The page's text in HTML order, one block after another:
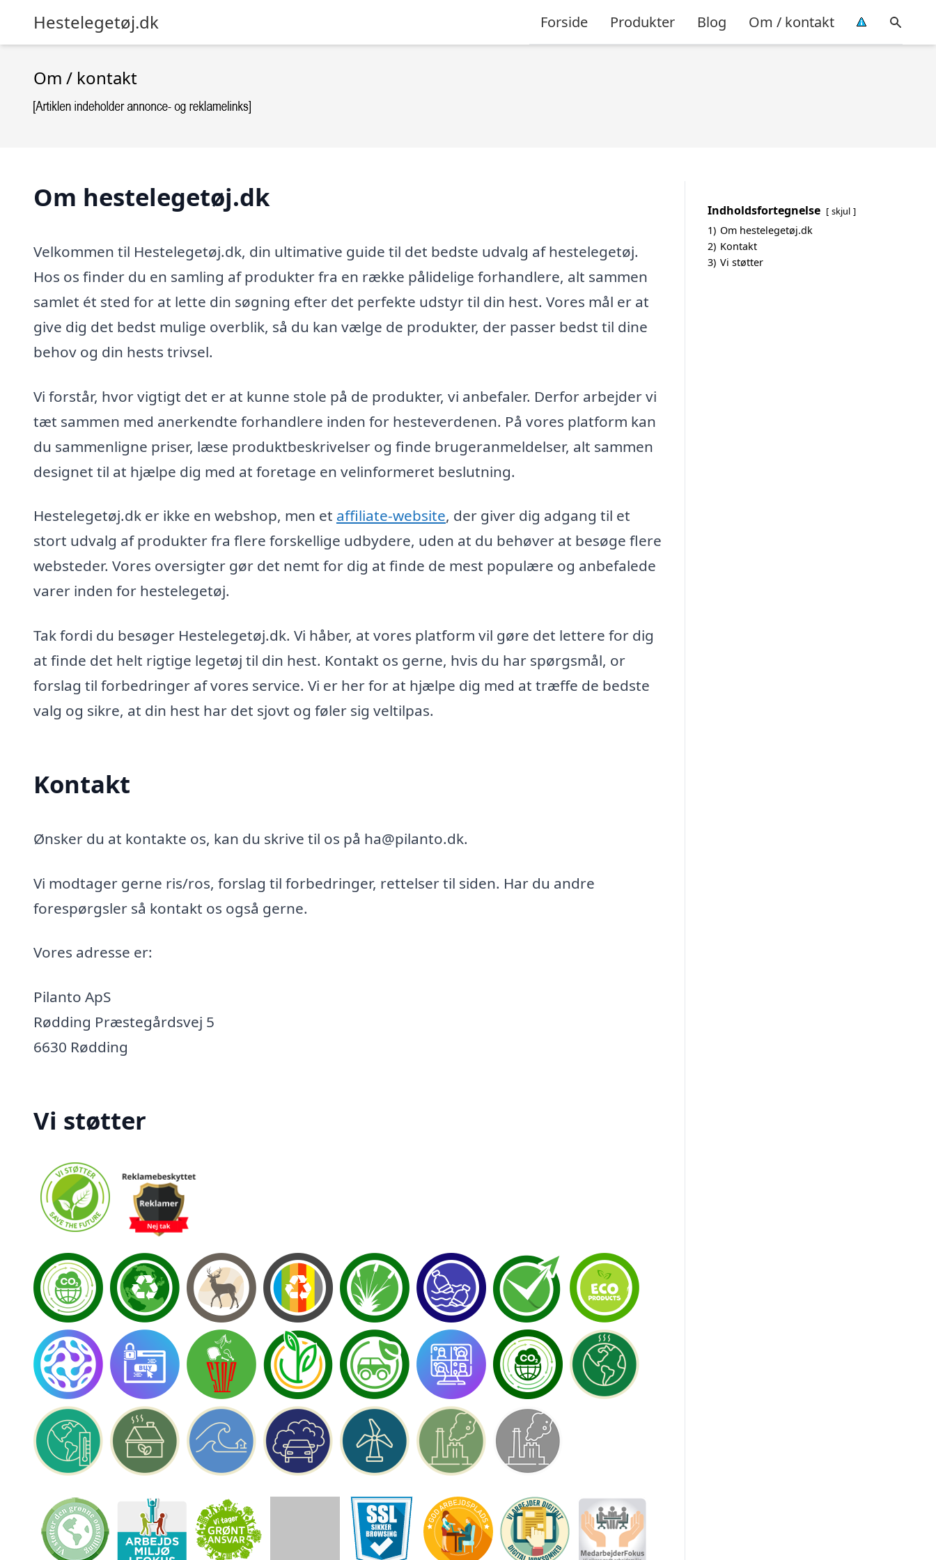
Hestelegetøj.dk Forside Produkter Blog Om / kontakt
Om / kontakt
Om hestelegetøj.dk
Velkommen til Hestelegetøj.dk, din ultimative guide til det bedste udvalg af hestelegetøj.
Hos os finder du en samling af produkter fra en række pålidelige forhandlere, alt sammen
samlet ét sted for at lette din søgning efter det perfekte udstyr til din hest. Vores mål er at
give dig det bedst mulige overblik, så du kan vælge de produkter, der passer bedst til dine
behov og din hests trivsel.
Vi forstår, hvor vigtigt det er at kunne stole på de produkter, vi anbefaler. Derfor arbejder vi
tæt sammen med anerkendte forhandlere inden for hesteverdenen. På vores platform kan
du sammenligne priser, læse produktbeskrivelser og finde brugeranmeldelser, alt sammen
designet til at hjælpe dig med at foretage en velinformeret beslutning.
Hestelegetøj.dk er ikke en webshop, men et affiliate-website, der giver dig adgang til et
stort udvalg af produkter fra flere forskellige udbydere, uden at du behøver at besøge flere
websteder. Vores oversigter gør det nemt for dig at finde de mest populære og anbefalede
varer inden for hestelegetøj.
Tak fordi du besøger Hestelegetøj.dk. Vi håber, at vores platform vil gøre det lettere for dig
at finde det helt rigtige legetøj til din hest. Kontakt os gerne, hvis du har spørgsmål, or
forslag til forbedringer af vores service. Vi er her for at hjælpe dig med at træffe de bedste
valg og sikre, at din hest har det sjovt og føler sig veltilpas.
Kontakt
Ønsker du at kontakte os, kan du skrive til os på ha@pilanto.dk.
Vi modtager gerne ris/ros, forslag til forbedringer, rettelser til siden. Har du andre
forespørgsler så kontakt os også gerne.
Vores adresse er:
Pilanto ApS
Rødding Præstegårdsvej 5
6630 Rødding
Vi støtter
Indholdsfortegnelse skjul
1) Om hestelegetøj.dk
2) Kontakt
3) Vi støtter